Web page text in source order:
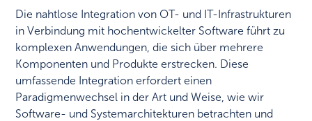
Die nahtlose Integration von OT- und IT-Infrastrukturen
in Verbindung mit hochentwickelter Software führt zu
komplexen Anwendungen, die sich über mehrere
Komponenten und Produkte erstrecken. Diese
umfassende Integration erfordert einen
Paradigmenwechsel in der Art und Weise, wie wir
Software- und Systemarchitekturen betrachten und